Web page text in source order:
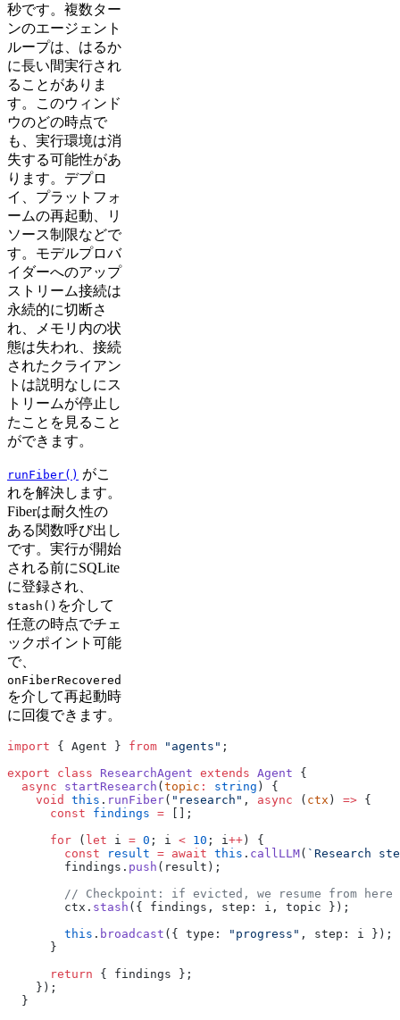
秒です。複数ター
ンのエージェント
ループは、はるか
に長い間実行され
ることがありま
す。このウィンド
ウのどの時点で
も、実行環境は消
失する可能性があ
ります。デプロ
イ、プラットフォ
ームの再起動、リ
ソース制限などで
す。モデルプロバ
イダーへのアップ
ストリーム接続は
永続的に切断さ
れ、メモリ内の状
態は失われ、接続
されたクライアン
トは説明なしにス
トリームが停止し
たことを見ること
ができます。
runFiber() がこ
れを解決します。
Fiberは耐久性の
ある関数呼び出し
です。実行が開始
される前にSQLite
に登録され、
stash() を介して
任意の時点でチェ
ックポイント可能
で、
onFiberRecovered
を介して再起動時
に回復できます。
import { Agent } from "agents" ;
export class ResearchAgent extends Agent {
  async
startResearch ( topic : string ) {
    void
this . runFiber( "research" , async ( ctx ) => {
      const
findings = [];
      for
( let i = 0 ; i < 10 ; i++ ) {
        const
result = await this . callLLM( `Research
        findings.
push (result);
        // Checkpoint: if evicted, we resume from here
        ctx.
stash ({ findings, step: i, topic });
        this
. broadcast ({ type: "progress" , step: i });
      }
      return
{ findings };
    });
  }